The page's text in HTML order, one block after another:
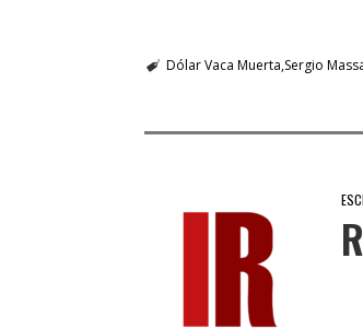
Dólar Vaca Muerta Sergio